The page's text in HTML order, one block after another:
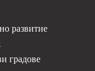
развитие
градове